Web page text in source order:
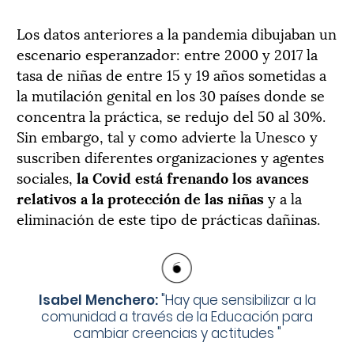
Los datos anteriores a la pandemia dibujaban un
escenario esperanzador: entre 2000 y 2017 la
tasa de niñas de entre 15 y 19 años sometidas a
la mutilación genital en los 30 países donde se
concentra la práctica, se redujo del 50 al 30%.
Sin embargo, tal y como advierte la Unesco y
suscriben diferentes organizaciones y agentes
sociales, la Covid está frenando los avances
relativos a la protección de las niñasy a la
eliminación de este tipo de prácticas dañinas.
Isabel Menchero:"Hay que sensibilizar a la
comunidad a través de la Educación para
cambiar creencias y actitudes "